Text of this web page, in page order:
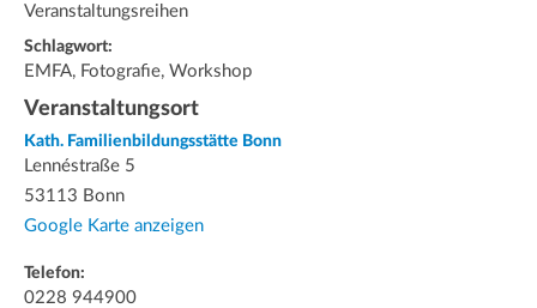
Veranstaltungsreihen
Schlagwort:
EMFA, Fotografie, Workshop
Veranstaltungsort
Kath. Familienbildungsstätte Bonn
Lennéstraße 5
53113 Bonn
Google Karte anzeigen
Telefon:
0228 944900